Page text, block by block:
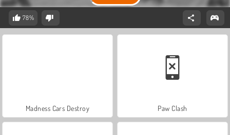
78%
Madness Cars Destroy Paw Clash